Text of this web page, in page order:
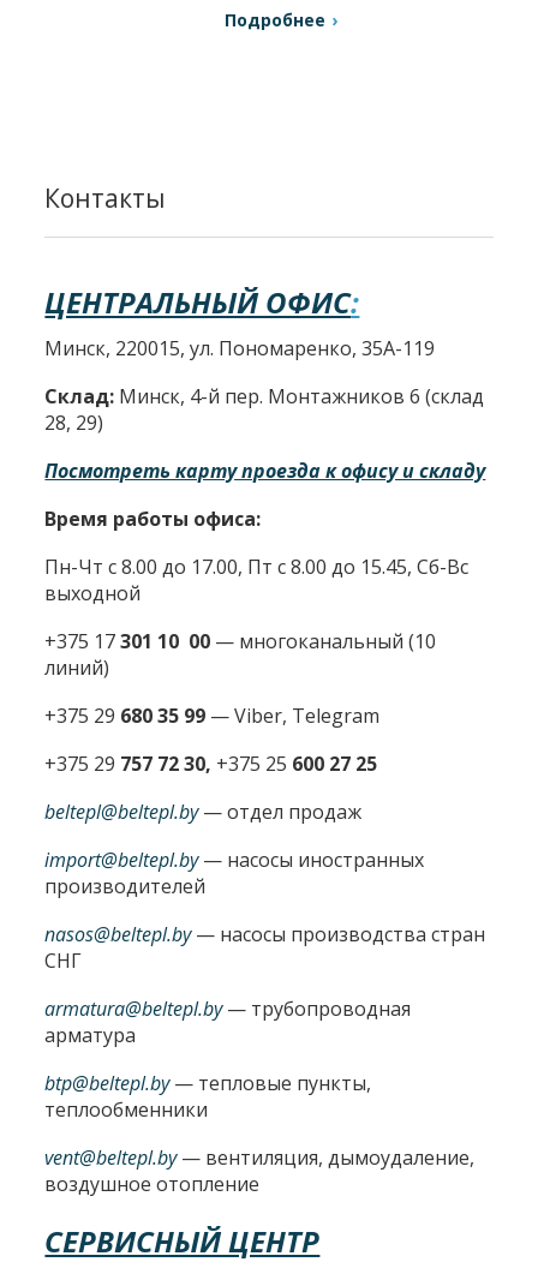
Подробнее
Контакты
ЦЕНТРАЛЬНЫЙ ОФИС:
Минск, 220015, ул. Пономаренко, 35А-119
Склад: Минск, 4-й пер. Монтажников 6 (склад
28, 29)
Посмотреть карту проезда к офису и складу
Время работы офиса:
Пн-Чт с 8.00 до 17.00, Пт с 8.00 до 15.45, Сб-Вс
выходной
+375 17301 10 00 — многоканальный (10
линий)
+375 29 680 35 99 — Viber, Telegram
+375 29 757 72 30, +375 25 600 27 25
beltepl@beltepl.by— отдел продаж
import@beltepl.by— насосы иностранных
производителей
nasos@beltepl.by— насосы производства стран
СНГ
armatura@beltepl.by— трубопроводная
арматура
btp@beltepl.by— тепловые пункты,
теплообменники
vent@beltepl.by— вентиляция, дымоудаление,
воздушное отопление
СЕРВИСНЫЙ ЦЕНТР